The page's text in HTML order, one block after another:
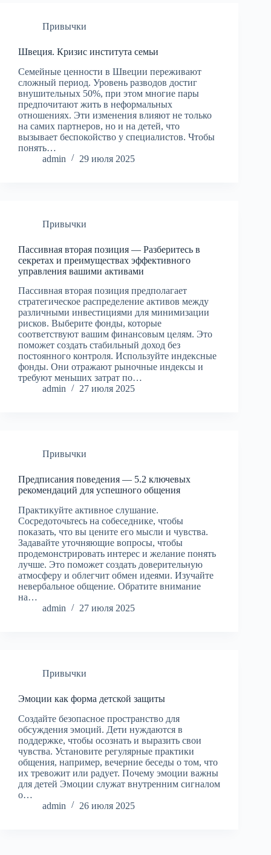
Привычки
Швеция. Кризис института семьи
Семейные ценности в Швеции переживают
сложный период. Уровень разводов достиг
внушительных 50%, при этом многие пары
предпочитают жить в неформальных
отношениях. Эти изменения влияют не только
на самих партнеров, но и на детей, что
вызывает беспокойство у специалистов. Чтобы
понять…
admin
29 июля 2025
Привычки
Пассивная вторая позиция — Разберитесь в
секретах и преимуществах эффективного
управления вашими активами
Пассивная вторая позиция предполагает
стратегическое распределение активов между
различными инвестициями для минимизации
рисков. Выберите фонды, которые
соответствуют вашим финансовым целям. Это
поможет создать стабильный доход без
постоянного контроля. Используйте индексные
фонды. Они отражают рыночные индексы и
требуют меньших затрат по…
admin
27 июля 2025
Привычки
Предписания поведения — 5.2 ключевых
рекомендаций для успешного общения
Практикуйте активное слушание.
Сосредоточьтесь на собеседнике, чтобы
показать, что вы цените его мысли и чувства.
Задавайте уточняющие вопросы, чтобы
продемонстрировать интерес и желание понять
лучше. Это поможет создать доверительную
атмосферу и облегчит обмен идеями. Изучайте
невербальное общение. Обратите внимание
на…
admin
27 июля 2025
Привычки
Эмоции как форма детской защиты
Создайте безопасное пространство для
обсуждения эмоций. Дети нуждаются в
поддержке, чтобы осознать и выразить свои
чувства. Установите регулярные практики
общения, например, вечерние беседы о том, что
их тревожит или радует. Почему эмоции важны
для детей Эмоции служат внутренним сигналом
о…
admin
26 июля 2025